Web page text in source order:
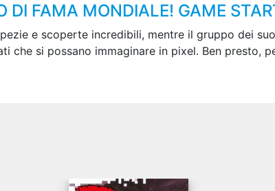
DI FAMA MONDIALE! GAME
e scoperte incredibili, mentre il gruppo dei
che si possano immaginare in pixel. Ben presto,